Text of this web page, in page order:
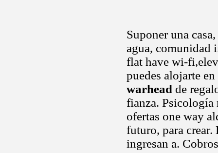
Suponer una
agua, comunidad
flat have wi-
puedes alojarte
warhead de
fianza. Psicología
ofertas one way
futuro, para
ingresan a.